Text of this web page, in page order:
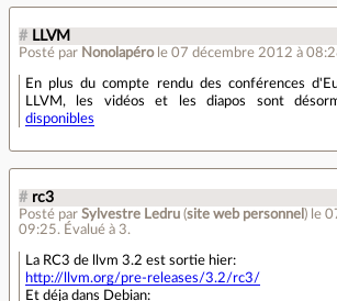
# LLVM
Posté par Nonolapéro le 07 décembre 2012 à
En plus du compte rendu des conférences
LLVM, les vidéos et les diapos sont
disponibles
# rc3
Posté par Sylvestre Ledru (site web personnel ) le
09:25. Évalué à 3.
La RC3 de llvm 3.2 est sortie hier:
http://llvm.org/pre-releases/3.2/rc3/
Et déja dans Debian: